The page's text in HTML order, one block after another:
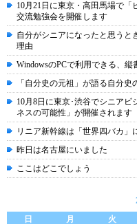
10月21日に東京・高田馬場で
交流勉強会を開催します
自分がシニアになったと思うと
理由
WindowsのPCで利用できる、
「自分史の元祖」が語る自分史
10月8日に東京･渋谷でシニア
ネスの可能性」が開催されます
リニア新幹線は「世界四バカ」
昨日は名古屋にいました
ここはどこでしょう
日
月 火